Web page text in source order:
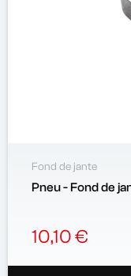
Fond de jante
10,10 €